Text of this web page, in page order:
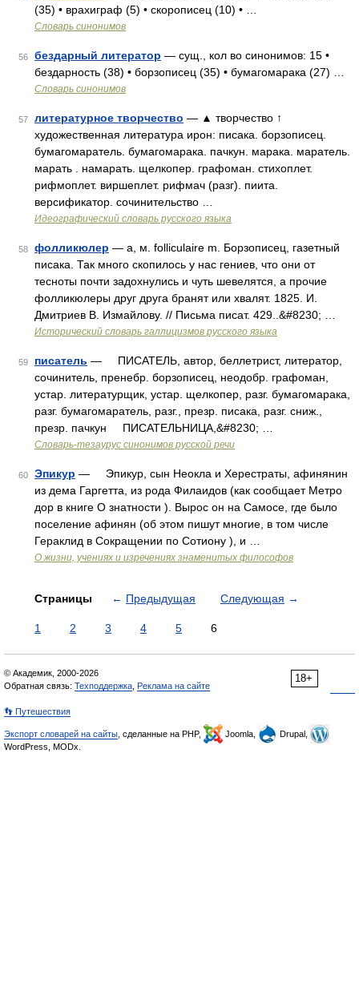
(35) • врахиграф (5) • скорописец (10) • …
Словарь синонимов
56 бездарный литератор — сущ., кол во синонимов: 15 •
бездарность (38) • борзописец (35) • бумагомарака (27) …
Словарь синонимов
57 литературное творчество — ▲ творчество ↑
художественная литература ирон: писака. борзописец.
бумагомаратель. бумагомарака. пачкун. марака. маратель.
марать . намарать. щелкопер. графоман. стихоплет.
рифмоплет. виршеплет. рифмач (разг). пиита.
версификатор. сочинительство …
Идеографический словарь русского языка
58 фолликюлер — а, м. folliculaire m. Борзописец, газетный
писака. Так много скопилось у нас гениев, что они от
тесноты почти задохнулись и чуть шевелятся, а прочие
фолликюлеры друг друга бранят или хвалят. 1825. И.
Дмитриев В. Измайлову. // Письма писат. 429..&#8230; …
Исторический словарь галлицизмов русского языка
59 писатель — ПИСАТЕЛЬ, автор, беллетрист, литератор,
сочинитель, пренебр. борзописец, неодобр. графоман,
устар. литературщик, устар. щелкопер, разг. бумагомарака,
разг. бумагомаратель, разг., презр. писака, разг. сниж.,
презр. пачкун ПИСАТЕЛЬНИЦА,&#8230; …
Словарь-тезаурус синонимов русской речи
60 Эпикур — Эпикур, сын Неокла и Херестраты, афинянин
из дема Гаргетта, из рода Филаидов (как сообщает Метро
дор в книге О знатности ). Вырос он на Самосе, где было
поселение афинян (об этом пишут многие, в том числе
Гераклид в Сокращении по Сотиону ), и …
О жизни, учениях и изречениях знаменитых философов
Страницы ← Предыдущая Следующая →
1 2 3 4 5 6
18+
© Академик, 2000-2026
Обратная связь: Техподдержка Реклама на сайте
👣 Путешествия
Экспорт словарей на сайты , сделанные на PHP, Joomla,
Drupal,
WordPress, MODx.